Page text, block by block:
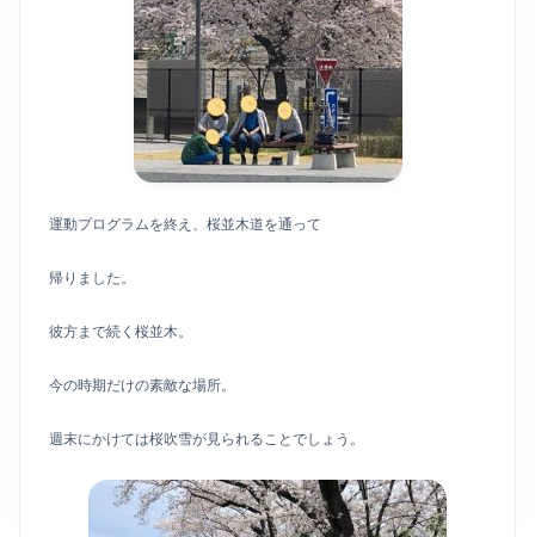
運動プログラムを終え、桜並木道を通って
帰りました。
彼方まで続く桜並木。
今の時期だけの素敵な場所。
週末にかけては桜吹雪が見られることでしょう。